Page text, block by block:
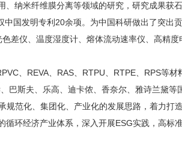
纳米纤维膜分离等领域的研究，研究成果获
国发明专利20余项。为中国科研做出了突出贡
差仪、温度湿度计、熔体流动速率仪、高精
、REVA、RAS、RTPU、RTPE、RPS等
斯夫、乐高、迪卡侬、香奈尔、雅诗兰黛等
范化、集团化、产业化的发展思路，着力打
循环经济产业体系，深入开展ESG实践，高标